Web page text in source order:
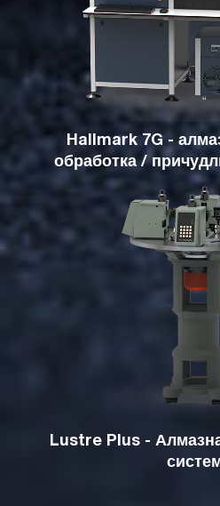
Hallmark 7G -
обработка /
Lustre Plus -